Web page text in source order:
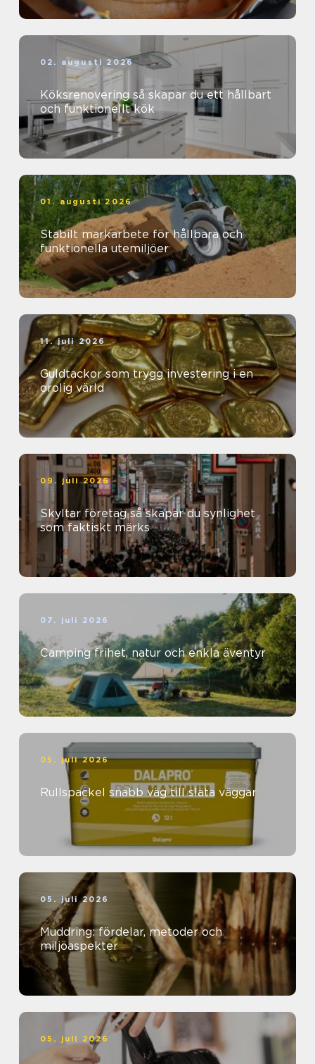
02. augusti 2026
Köksrenovering så skapar du ett hållbart
och funktionellt kök
01. augusti 2026
Stabilt markarbete för hållbara och
funktionella utemiljöer
11. juli 2026
Guldtackor som trygg investering i en
orolig värld
09. juli 2026
Skyltar företag så skapar du synlighet
som faktiskt märks
07. juli 2026
Camping frihet, natur och enkla äventyr
05. juli 2026
Rullspackel snabb väg till släta väggar
05. juli 2026
Muddring: fördelar, metoder och
miljöaspekter
05. juli 2026